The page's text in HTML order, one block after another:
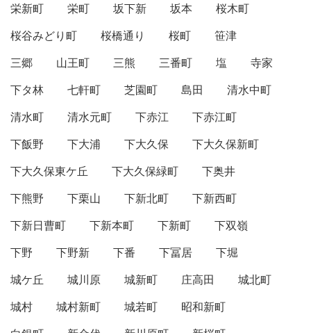
栄新町
栄町 坂下新 坂本
桜木町
桜谷みどり町
桜橋通り 桜町
笹津
三郷
山王町 三熊 三番町 塩
寺家
下タ林
七軒町 芝園町 島田
清水中町
清水町
清水元町 下赤江
下赤江町
下飯野
下大浦 下大久保
下大久保新町
下大久保東ケ丘
下大久保緑町
下奥井
下熊野
下栗山 下新北町
下新西町
下新日曹町
下新本町 下新町
下双嶺
下野
下野新 下番 下冨居
下堀
城ケ丘
城川原 城新町 庄高田
城北町
城村
城村新町 城若町
昭和新町